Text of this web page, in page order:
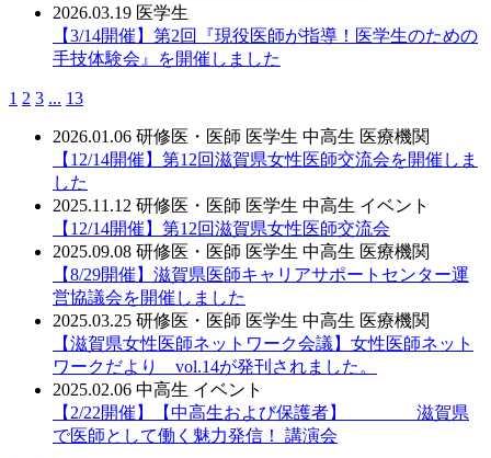
2026.03.19 医学生
【3/14開催】第2回『現役医師が指導！医学生のための
手技体験会』を開催しました
1 2 3 ... 13
2026.01.06 研修医・医師 医学生 中高生 医療機関
【12/14開催】第12回滋賀県女性医師交流会を開催しま
した
2025.11.12 研修医・医師 医学生 中高生 イベント
【12/14開催】第12回滋賀県女性医師交流会
2025.09.08 研修医・医師 医学生 中高生 医療機関
【8/29開催】滋賀県医師キャリアサポートセンター運
営協議会を開催しました
2025.03.25 研修医・医師 医学生 中高生 医療機関
【滋賀県女性医師ネットワーク会議】女性医師ネット
ワークだより vol.14が発刊されました。
2025.02.06 中高生 イベント
【2/22開催】【中高生および保護者】 滋賀県
で医師として働く魅力発信！ 講演会